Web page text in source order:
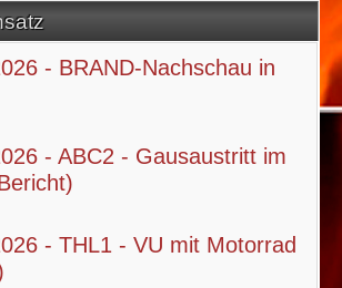
- BRAND-Nachschau in
- ABC2 - Gausaustritt im
- THL1 - VU mit Motorrad